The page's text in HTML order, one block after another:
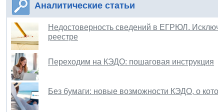
Аналитические статьи
Недостоверность сведений в ЕГРЮЛ.
реестре
Переходим на КЭДО: пошаговая инструкция
Без бумаги: новые возможности КЭДО, о